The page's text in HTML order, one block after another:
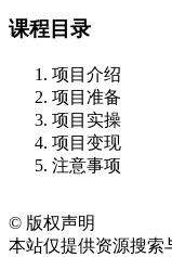
课程目录
项目介绍
项目准备
项目实操
项目变现
注意事项
© 版权声明
本站仅提供资源搜索